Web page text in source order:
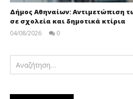
Δήμος Αθηναίων: Αντιμετώπιση
σε σχολεία και δημοτικά κτίρια
04/08/2026
0